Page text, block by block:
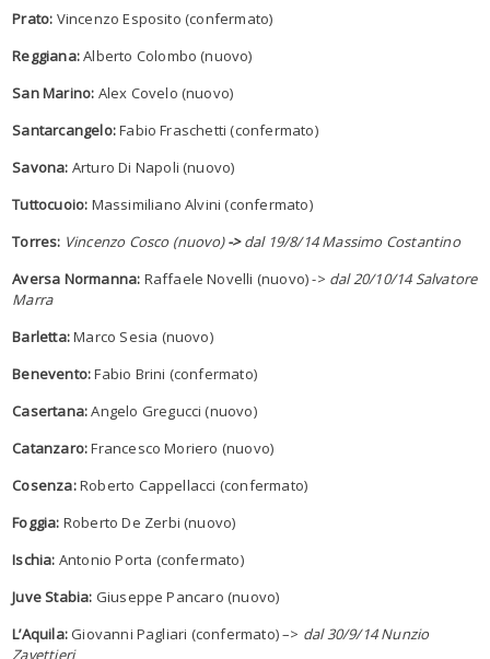
Prato: Vincenzo Esposito (confermato)
Reggiana:Alberto Colombo (nuovo)
San Marino: Alex Covelo (nuovo)
Santarcangelo:Fabio Fraschetti (confermato)
Savona: Arturo Di Napoli (nuovo)
Tuttocuoio: Massimiliano Alvini (confermato)
Torres: Vincenzo Cosco (nuovo)->dal 19/8/14 Massimo Costantino
Aversa Normanna: Raffaele Novelli (nuovo) -> dal 20/10/14 Salvatore
Marra
Barletta:Marco Sesia (nuovo)
Benevento:Fabio Brini (confermato)
Casertana:Angelo Gregucci (nuovo)
Catanzaro:Francesco Moriero (nuovo)
Cosenza:Roberto Cappellacci (confermato)
Foggia: Roberto De Zerbi (nuovo)
Ischia: Antonio Porta (confermato)
Juve Stabia: Giuseppe Pancaro (nuovo)
L’Aquila: Giovanni Pagliari (confermato) –> dal 30/9/14 Nunzio
Zavettieri